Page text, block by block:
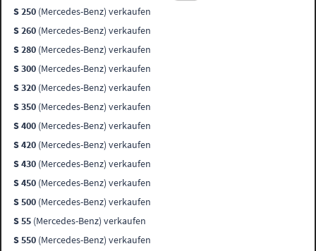
S 250 (Mercedes-Benz) verkaufen
S 260 (Mercedes-Benz) verkaufen
S 280 (Mercedes-Benz) verkaufen
S 300 (Mercedes-Benz) verkaufen
S 320 (Mercedes-Benz) verkaufen
S 350 (Mercedes-Benz) verkaufen
S 400 (Mercedes-Benz) verkaufen
S 420 (Mercedes-Benz) verkaufen
S 430 (Mercedes-Benz) verkaufen
S 450 (Mercedes-Benz) verkaufen
S 500 (Mercedes-Benz) verkaufen
S 55 (Mercedes-Benz) verkaufen
S 550 (Mercedes-Benz) verkaufen